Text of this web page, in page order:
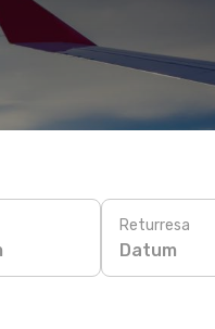
Returresa
Datum